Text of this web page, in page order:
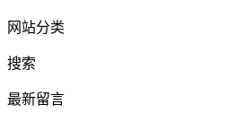
网站分类
搜索
最新留言